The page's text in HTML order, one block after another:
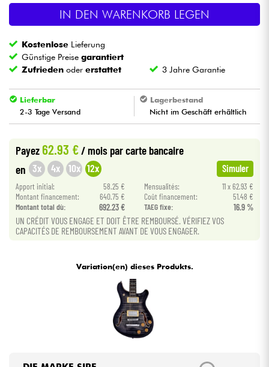
Licht
Blasinstrumente
Violinen & Quartett
Kabel & Zubehöre
HiFi
Bundle
IN DEN WARENKORB LEGEN
Kostenlose Lieferung
Günstige Preisegarantiert
Zufrieden odererstattet 3 Jahre Garantie
Lieferbar
2-3 Tage Versand
Lagerbestand
Nicht im Geschäft erhältlich
Payez62.93 €/ mois par carte bancaire
en 3x 4x 10x 12x Simuler
Apport initial: 58.25 € Mensualités:
11 x 62.93 €
Montant financement:
640.75 € Coût financement:
51.48 €
Montant total dù:
692.23 € TAEG fixe: 16.9 %
UN CRÉDIT VOUS ENGAGE ET DOIT ÊTRE REMBOURSÉ. VÉRIFIEZ VOS
CAPACITÉS DE REMBOURSEMENT AVANT DE VOUS ENGAGER.
Variation(en) dieses Produkts.